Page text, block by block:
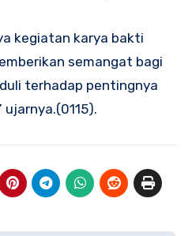
kegiatan karya bakti
semangat bagi
terhadap pentingnya
ujarnya.(0115).